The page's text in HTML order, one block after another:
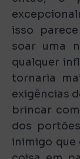
isso
soar uma
qualquer
tornaria
exigências
brincar
dos
inimigo que